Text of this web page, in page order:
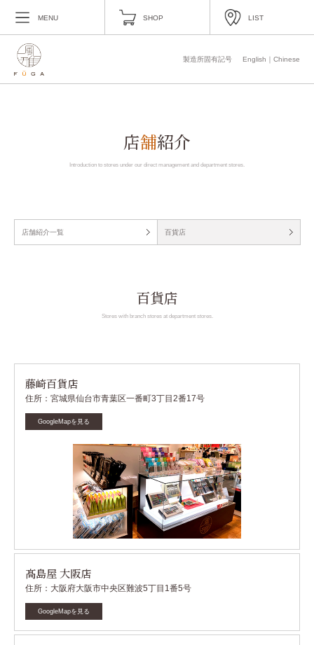
MENU SHOP LIST
English Chinese
製造所固有記号
店舗紹介
Introduction to stores under our direct management and department stores.
店舗紹介一覧 百貨店
百貨店
Stores with branch stores at department stores.
藤崎百貨店
住所：宮城県仙台市青葉区一番町3丁目2番17号
GoogleMapを見る
髙島屋 大阪店
住所：大阪府大阪市中央区難波5丁目1番5号
GoogleMapを見る